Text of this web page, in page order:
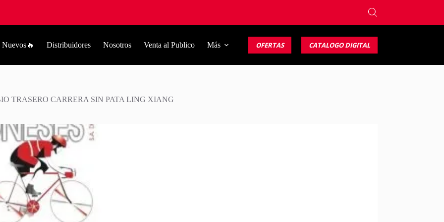
Nuevos🔥 Distribuidores Nosotros Venta al Publico Más OFERTAS CATALOGO DIGITAL
TRASERO CARRERA SIN PATA LING XIANG